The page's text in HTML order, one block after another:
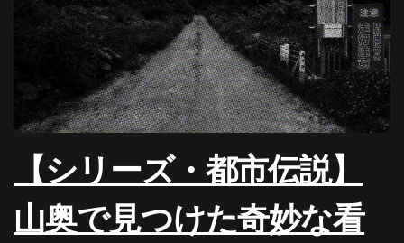
【シリーズ・都市伝説】
山奥で見つけた奇妙な看